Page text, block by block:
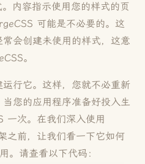
内容指示使用您的样式的页
可能是不必要的。这
会创建未使用的样式，这意
。
行它。这样，您就不必重新
您的应用程序准备好投入生
一次。在我们深入使用
之前，让我们看一下它如何
。请查看以下代码：